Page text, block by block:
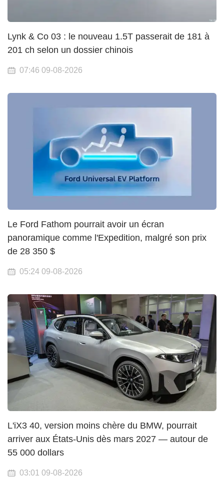
Lynk & Co 03 : le nouveau 1.5T passerait de 181 à
201 ch selon un dossier chinois
07:46 09-08-2026
Le Ford Fathom pourrait avoir un écran
panoramique comme l'Expedition, malgré son prix
de 28 350 $
05:24 09-08-2026
L'iX3 40, version moins chère du BMW, pourrait
arriver aux États-Unis dès mars 2027 — autour de
55 000 dollars
03:01 09-08-2026